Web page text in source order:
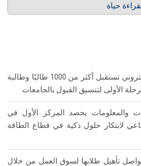
معامل التنسيق الإلكتروني تستقبل أكثر من 1000 طالبًا وطالبة
الأولى لتنسيق القبول بالجامعات
والمعلومات يحصد المركز الأول في
لابتكار حلول ذكية في قطاع الطاقة
تأهيل طلابها لسوق العمل من خلال